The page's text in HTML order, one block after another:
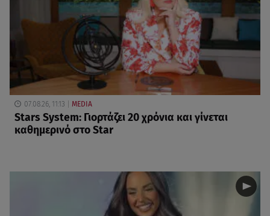
07.08.26, 11:13 MEDIA
Stars System: Γιορτάζει 20 χρόνια και γίνεται
καθημερινό στο Star